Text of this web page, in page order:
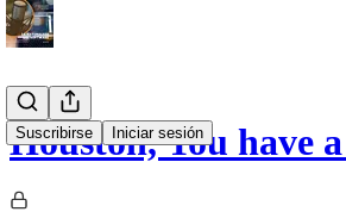
Suscribirse Iniciar sesión
Houston, You have